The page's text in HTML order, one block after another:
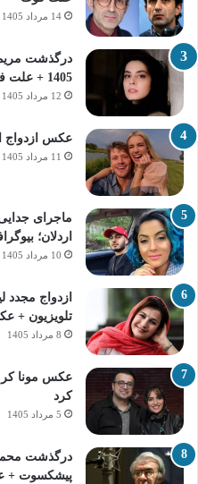
14 مرداد 1405
1405 + علت فوت
12 مرداد 1405
عکس ازدواج
11 مرداد 1405
ماجرای
اردلان؛
10 مرداد 1405
ازدواج مجدد
تلویزیون +
8 مرداد 1405
عکس مونا
کرد
5 مرداد 1405
درگذشت محمد
پیشکسوت +